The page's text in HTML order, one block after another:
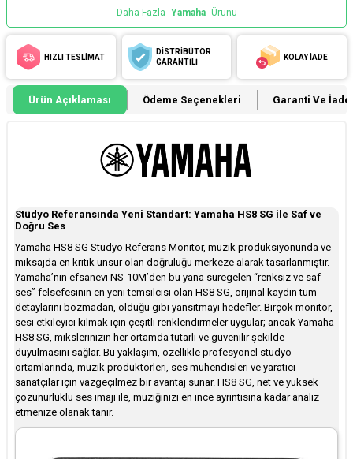
Daha Fazla Yamaha Ürünü
HIZLI TESLİMAT
DİSTRİBÜTÖR
GARANTİLİ
KOLAY İADE
Ürün Açıklaması Ödeme Seçenekleri Garanti Ve İade
Stüdyo Referansında Yeni Standart: Yamaha HS8 SG ile Saf ve
Doğru Ses
Yamaha HS8 SG Stüdyo Referans Monitör, müzik prodüksiyonunda ve
miksajda en kritik unsur olan doğruluğu merkeze alarak tasarlanmıştır.
Yamaha’nın efsanevi NS-10M’den bu yana süregelen “renksiz ve saf
ses” felsefesinin en yeni temsilcisi olan HS8 SG, orijinal kaydın tüm
detaylarını bozmadan, olduğu gibi yansıtmayı hedefler. Birçok monitör,
sesi etkileyici kılmak için çeşitli renklendirmeler uygular; ancak Yamaha
HS8 SG, mikslerinizin her ortamda tutarlı ve güvenilir şekilde
duyulmasını sağlar. Bu yaklaşım, özellikle profesyonel stüdyo
ortamlarında, müzik prodüktörleri, ses mühendisleri ve yaratıcı
sanatçılar için vazgeçilmez bir avantaj sunar. HS8 SG, net ve yüksek
çözünürlüklü ses imajı ile, müziğinizi en ince ayrıntısına kadar analiz
etmenize olanak tanır.